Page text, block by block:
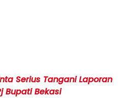
Serius Tangani Laporan
Bupati Bekasi